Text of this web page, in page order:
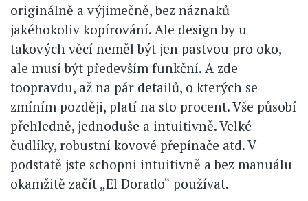
originálně a výjimečně, bez náznaků
jakéhokoliv kopírování. Ale design by u
takových věcí neměl být jen pastvou pro oko,
ale musí být především funkční. A zde
toopravdu, až na pár detailů, o kterých se
zmíním později, platí na sto procent. Vše působí
přehledně, jednoduše a intuitivně. Velké
čudlíky, robustní kovové přepínače atd. V
podstatě jste schopni intuitivně a bez manuálu
okamžitě začít „El Dorado“ používat.